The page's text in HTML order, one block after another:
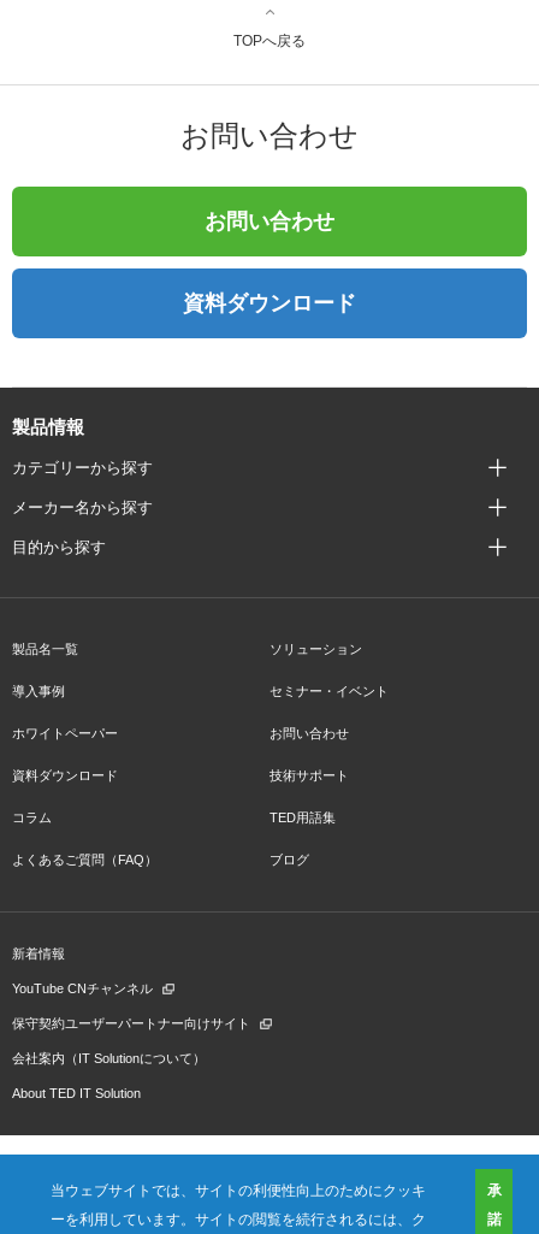
当ウェブサイトでは、サイトの利便性向上のためにクッキ
ーを利用しています。サイトの閲覧を続行されるには、ク
承
諾
TOPへ戻る
お問い合わせ
お問い合わせ
資料ダウンロード
製品情報
カテゴリーから探す
メーカー名から探す
目的から探す
製品名一覧 ソリューション
導入事例 セミナー・イベント
ホワイトペーパー お問い合わせ
資料ダウンロード 技術サポート
コラム TED用語集
よくあるご質問（FAQ） ブログ
新着情報
YouTube CNチャンネル
保守契約ユーザーパートナー向けサイト
会社案内（IT Solutionについて）
About TED IT Solution
会社概要 ご利用規約 プライバシーポリシー
プレスリリース（プロダクト)